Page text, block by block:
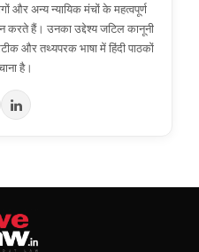
और अन्य न्यायिक मंचों के महत्वपूर्ण
हैं। उनका उद्देश्य जटिल कानूनी
और तथ्यपरक भाषा में हिंदी पाठकों
है।